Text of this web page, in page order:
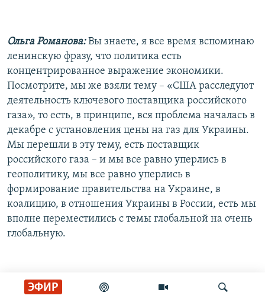
ЭФИР
Ольга Романова: Вы знаете, я все время вспоминаю
ленинскую фразу, что политика есть
концентрированное выражение экономики.
Посмотрите, мы же взяли тему – «США расследуют
деятельность ключевого поставщика российского
газа», то есть, в принципе, вся проблема началась в
декабре с установления цены на газ для Украины.
Мы перешли в эту тему, есть поставщик
российского газа – и мы все равно уперлись в
геополитику, мы все равно уперлись в
формирование правительства на Украине, в
коалицию, в отношения Украины в России, есть мы
вполне переместились с темы глобальной на очень
глобальную.
И вот у меня теперь какой к вам вопрос. Я,
например, очень опасаюсь, что после